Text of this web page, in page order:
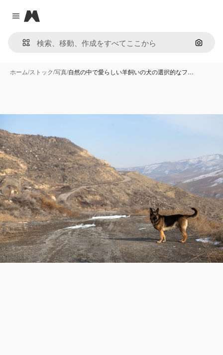
Close menu
Magnific
画像で
ホーム/ストック/写真/自然の中で愛らしい羊飼いの犬の選択的なフ…